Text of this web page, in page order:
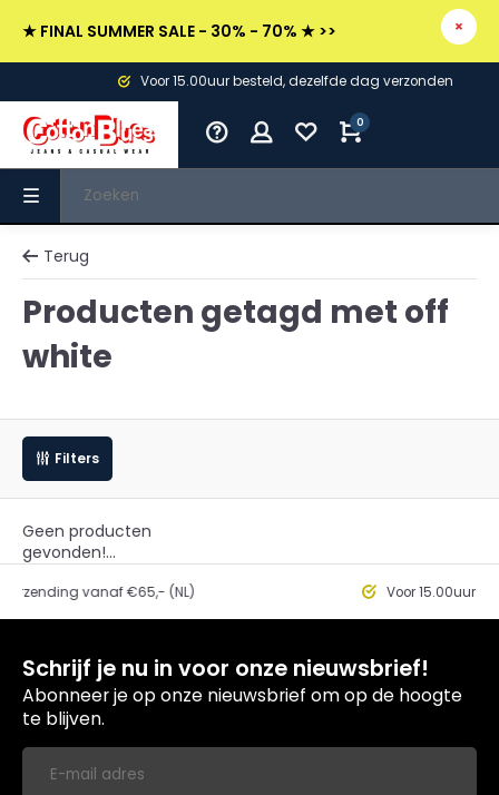
★ FINAL SUMMER SALE - 30% - 70% ★ >>
Voor 15.00uur besteld, dezelfde dag verzonden
0
Terug
Producten getagd met off
white
Filters
Geen producten
gevonden!...
vanaf €65,- (NL) Voor 15.00uur besteld,
Schrijf je nu in voor onze nieuwsbrief!
Abonneer je op onze nieuwsbrief om op de hoogte
te blijven.